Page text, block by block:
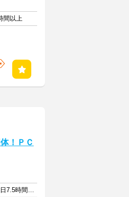
間以上
！ＰＣ
週5日以上 1日7.5時間以上